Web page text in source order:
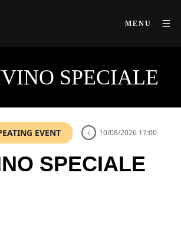
MENU
SPECIALE
EVENT 10/08/2026 17:00
SPECIALE